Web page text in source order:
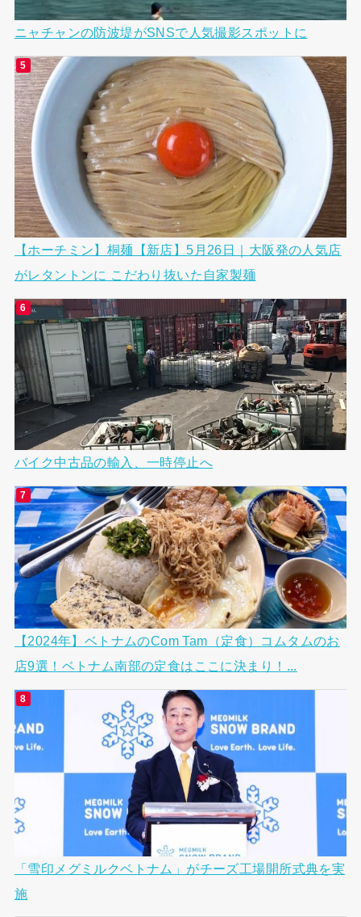
ニャチャンの防波堤がSNSで人気撮影スポットに
【ホーチミン】桐麺【新店】5月26日｜大阪発の人気店
がレタントンに こだわり抜いた自家製麺
バイク中古品の輸入、一時停止へ
【2024年】ベトナムのCom Tam（定食）コムタムのお
店9選！ベトナム南部の定食はここに決まり！...
「雪印メグミルクベトナム」がチーズ工場開所式典を実
施